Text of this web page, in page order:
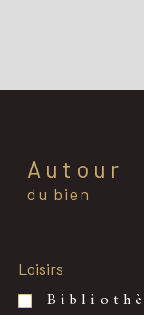
Autour
du bien
Loisirs